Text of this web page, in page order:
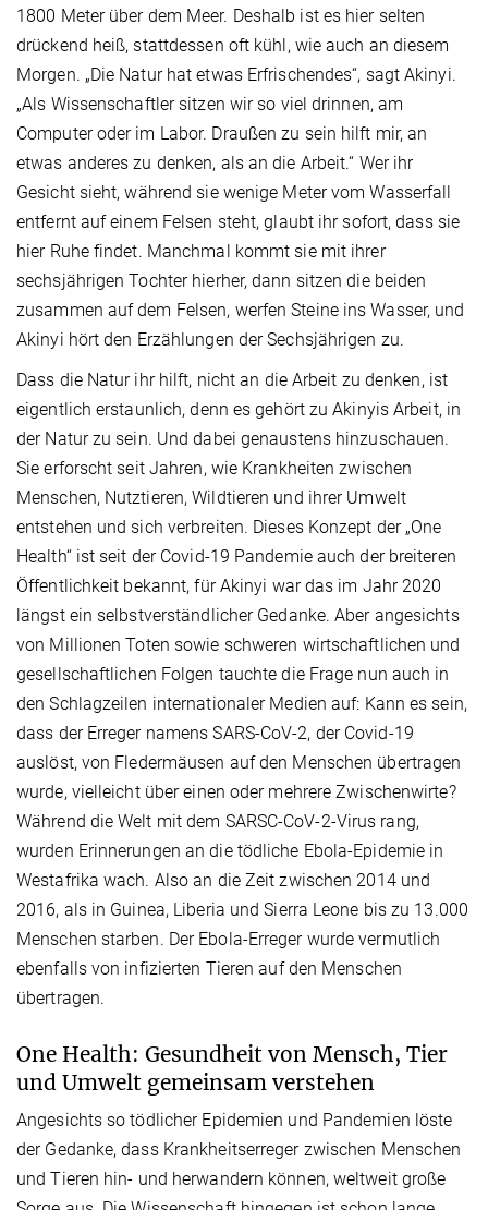
1800 Meter über dem Meer. Deshalb ist es hier selten
drückend heiß, stattdessen oft kühl, wie auch an diesem
Morgen. „Die Natur hat etwas Erfrischendes“, sagt Akinyi.
„Als Wissenschaftler sitzen wir so viel drinnen, am
Computer oder im Labor. Draußen zu sein hilft mir, an
etwas anderes zu denken, als an die Arbeit.“ Wer ihr
Gesicht sieht, während sie wenige Meter vom Wasserfall
entfernt auf einem Felsen steht, glaubt ihr sofort, dass sie
hier Ruhe findet. Manchmal kommt sie mit ihrer
sechsjährigen Tochter hierher, dann sitzen die beiden
zusammen auf dem Felsen, werfen Steine ins Wasser, und
Akinyi hört den Erzählungen der Sechsjährigen zu.
Dass die Natur ihr hilft, nicht an die Arbeit zu denken, ist
eigentlich erstaunlich, denn es gehört zu Akinyis Arbeit, in
der Natur zu sein. Und dabei genaustens hinzuschauen.
Sie erforscht seit Jahren, wie Krankheiten zwischen
Menschen, Nutztieren, Wildtieren und ihrer Umwelt
entstehen und sich verbreiten. Dieses Konzept der „One
Health“ ist seit der Covid-19 Pandemie auch der breiteren
Öffentlichkeit bekannt, für Akinyi war das im Jahr 2020
längst ein selbstverständlicher Gedanke. Aber angesichts
von Millionen Toten sowie schweren wirtschaftlichen und
gesellschaftlichen Folgen tauchte die Frage nun auch in
den Schlagzeilen internationaler Medien auf: Kann es sein,
dass der Erreger namens SARS-CoV-2, der Covid-19
auslöst, von Fledermäusen auf den Menschen übertragen
wurde, vielleicht über einen oder mehrere Zwischenwirte?
Während die Welt mit dem SARSC-CoV-2-Virus rang,
wurden Erinnerungen an die tödliche Ebola-Epidemie in
Westafrika wach. Also an die Zeit zwischen 2014 und
2016, als in Guinea, Liberia und Sierra Leone bis zu 13.000
Menschen starben. Der Ebola-Erreger wurde vermutlich
ebenfalls von infizierten Tieren auf den Menschen
übertragen.
One Health: Gesundheit von Mensch, Tier
und Umwelt gemeinsam verstehen
Angesichts so tödlicher Epidemien und Pandemien löste
der Gedanke, dass Krankheitserreger zwischen Menschen
und Tieren hin- und herwandern können, weltweit große